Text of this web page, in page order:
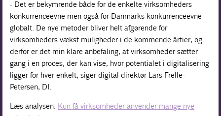
- Det er bekymrende både for de enkelte virksomheders
konkurrenceevne men også for Danmarks konkurrenceevne
globalt. De nye metoder bliver helt afgørende for
virksomheders vækst muligheder i de kommende årtier, og
derfor er det min klare anbefaling, at virksomheder sætter
gang i en proces, der kan vise, hvor potentialet i digitalisering
ligger for hver enkelt, siger digital direktør Lars Frelle-
Petersen, DI.
Læs analysen: Kun få virksomheder anvender mange nye